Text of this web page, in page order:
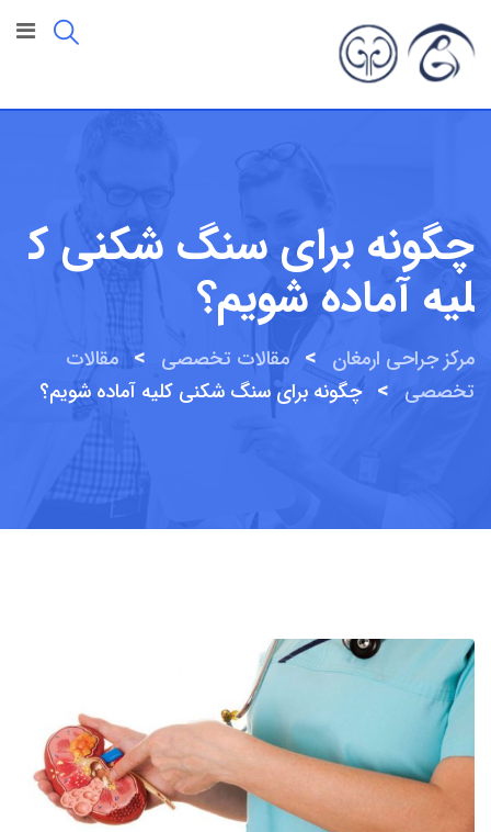
محتوا
چگونه برای سنگ شکنی ک
لیه آماده شویم؟
مرکز جراحی ارمغان > مقالات تخصصی > مقالات
تخصصی > چگونه برای سنگ شکنی کلیه آماده شویم؟